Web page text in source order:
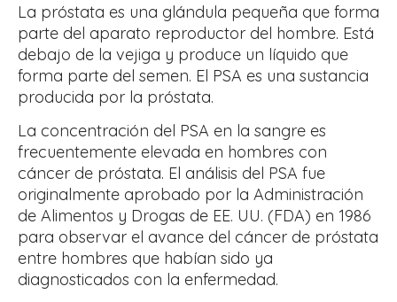
La próstata es una glándula pequeña que forma
parte del aparato reproductor del hombre. Está
debajo de la vejiga y produce un líquido que
forma parte del semen. El PSA es una sustancia
producida por la próstata.
La concentración del PSA en la sangre es
frecuentemente elevada en hombres con
cáncer de próstata. El análisis del PSA fue
originalmente aprobado por la Administración
de Alimentos y Drogas de EE. UU. (FDA) en 1986
para observar el avance del cáncer de próstata
entre hombres que habían sido ya
diagnosticados con la enfermedad.